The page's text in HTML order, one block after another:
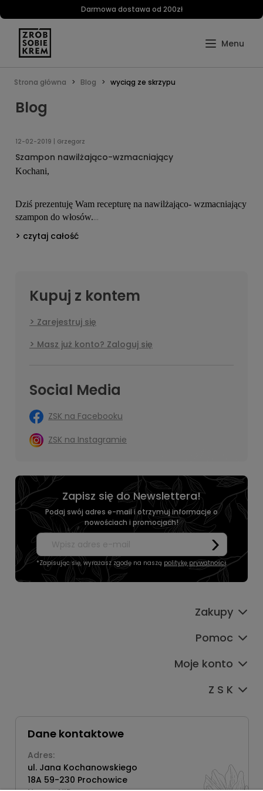
Darmowa dostawa od 200zł
Strona główna Blog wyciąg ze skrzypu
Blog
12-02-2019 | Grzegorz
Szampon nawilżająco-wzmacniający
Kochani,
Dziś prezentuję Wam recepturę na nawilżająco- wzmacniający
szampon do włosów.
do innych, kontrowersyjnych nie powodują przesuszenia
Każdy z nas może zdecydować jak będzie pachniał produkt,
wystarczy dodać kilka kropli ulubionej kompozycji
zapachowej lub olejku eterycznego.
czytaj całość
Kupuj z kontem
Zarejestruj się
Masz już konto? Zaloguj się
Social Media
ZSK na Facebooku
ZSK na Instagramie
Zapisz się do Newslettera!
Podaj swój adres e-mail i otrzymuj informacje o
nowościach i promocjach!
*Zapisując się, wyrażasz zgodę na naszą politykę prywatności.
Zakupy
Pomoc
Moje konto
Z S K
Dane kontaktowe
Adres:
ul. Jana Kochanowskiego
18A 59-230 Prochowice